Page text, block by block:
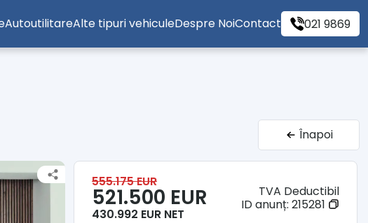
AutoutilitareAlte tipuri vehiculeDespre NoiContact 021 9869
Înapoi
555.175 EUR
521.500 EUR
430.992 EUR NET
TVA Deductibil
ID anunț: 215281